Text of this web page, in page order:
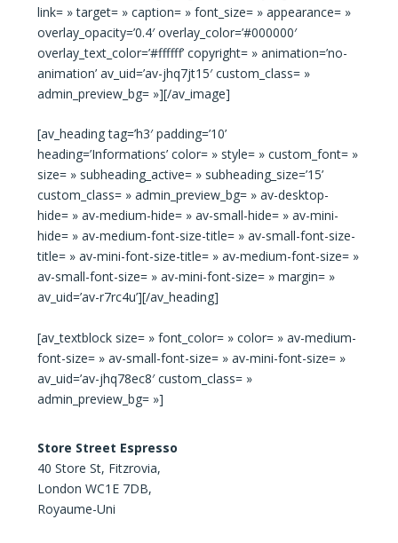
link= » target= » caption= » font_size= » appearance= »
overlay_opacity=’0.4′ overlay_color=’#000000′
overlay_text_color=’#ffffff’ copyright= » animation=’no-
animation’ av_uid=’av-jhq7jt15′ custom_class= »
admin_preview_bg= »][/av_image]
[av_heading tag=’h3′ padding=’10’
heading=’Informations’ color= » style= » custom_font= »
size= » subheading_active= » subheading_size=’15’
custom_class= » admin_preview_bg= » av-desktop-
hide= » av-medium-hide= » av-small-hide= » av-mini-
hide= » av-medium-font-size-title= » av-small-font-size-
title= » av-mini-font-size-title= » av-medium-font-size= »
av-small-font-size= » av-mini-font-size= » margin= »
av_uid=’av-r7rc4u’][/av_heading]
[av_textblock size= » font_color= » color= » av-medium-
font-size= » av-small-font-size= » av-mini-font-size= »
av_uid=’av-jhq78ec8′ custom_class= »
admin_preview_bg= »]
Store Street Espresso
40 Store St, Fitzrovia,
London WC1E 7DB,
Royaume-Uni